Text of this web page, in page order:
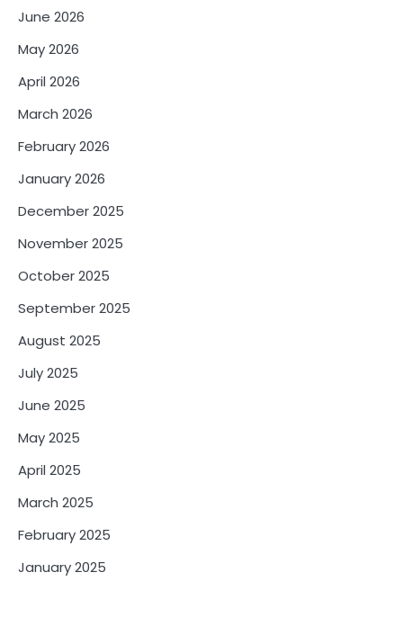
June 2026
May 2026
April 2026
March 2026
February 2026
January 2026
December 2025
November 2025
October 2025
September 2025
August 2025
July 2025
June 2025
May 2025
April 2025
March 2025
February 2025
January 2025